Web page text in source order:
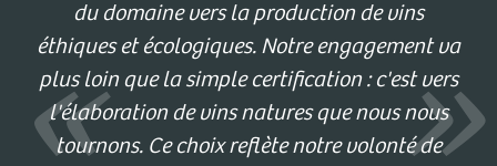
du domaine vers la production de vins
éthiques et écologiques. Notre engagement va
plus loin que la simple certification : c'est vers
l'élaboration de vins natures que nous nous
tournons. Ce choix reflète notre volonté de